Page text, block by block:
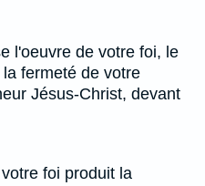
l'oeuvre de votre foi, le
fermeté de votre
Jésus-Christ, devant
foi produit la